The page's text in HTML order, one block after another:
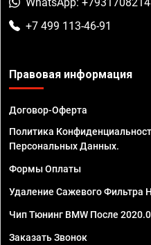
WhatsApp:
+7 499 113-46-91
Правовая информация
Договор-Оферта
Политика
Персональных Данных.
Формы Оплаты
Удаление Сажевого Фильтра
Чип Тюнинг BMW После
Заказать Звонок